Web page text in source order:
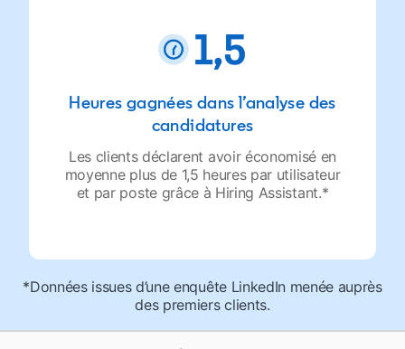
Heures gagnées dans l’analyse des
candidatures
Les clients déclarent avoir économisé en
moyenne plus de 1,5 heures par utilisateur
et par poste grâce à Hiring Assistant.*
*Données issues d’une enquête LinkedIn menée auprès
des premiers clients.